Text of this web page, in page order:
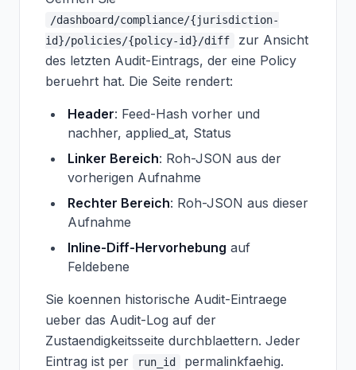
/dashboard/compliance/{jurisdiction-
id}/policies/{policy-id}/diff
zur Ansicht
des letzten Audit-Eintrags, der eine Policy
beruehrt hat. Die Seite rendert:
Header: Feed-Hash vorher und
nachher, applied_at, Status
Linker Bereich: Roh-JSON aus der
vorherigen Aufnahme
Rechter Bereich: Roh-JSON aus dieser
Aufnahme
Inline-Diff-Hervorhebung auf
Feldebene
Sie koennen historische Audit-Eintraege
ueber das Audit-Log auf der
Zustaendigkeitsseite durchblaettern. Jeder
Eintrag ist per
run_id permalinkfaehig.